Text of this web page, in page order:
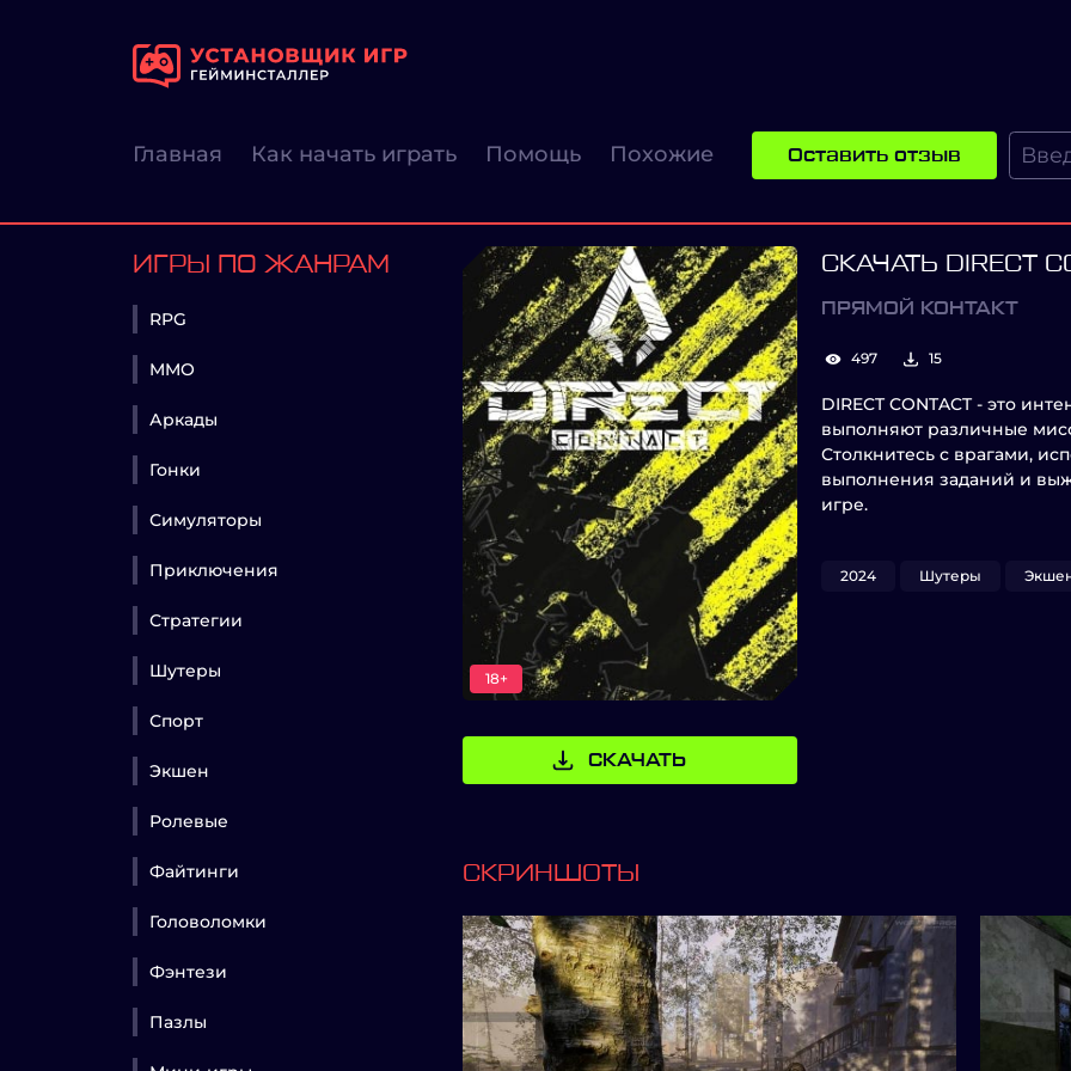
Главная Как начать играть Помощь Похожие Оставить отзыв
ИГРЫ ПО ЖАНРАМ
RPG
MMO
Аркады
Гонки
Симуляторы
Приключения
Стратегии
Шутеры
Спорт
Экшен
Ролевые
Файтинги
Головоломки
Фэнтези
Пазлы
18+
СКАЧАТЬ
СКАЧАТЬ DIRECT
ПРЯМОЙ КОНТАКТ
497 15
DIRECT CONTACT - это
выполняют различные
Столкнитесь с врагами,
выполнения заданий и
игре.
2024 Шутеры
СКРИНШОТЫ